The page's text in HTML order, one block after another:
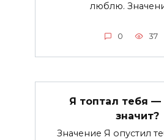
люблю.
0 37
Я топтал тебя —
значит?
Значение Я опустил